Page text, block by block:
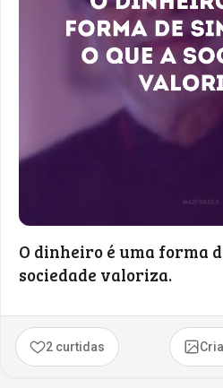
O dinheiro é uma forma
sociedade valoriza.
2 curtidas